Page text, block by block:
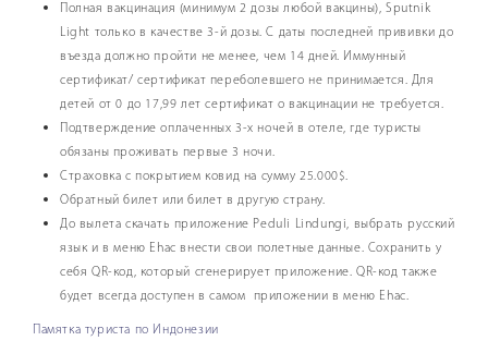
Полная вакцинация (минимум 2 дозы любой вакцины), Sputnik
Light только в качестве 3-й дозы. С даты последней прививки до
въезда должно пройти не менее, чем 14 дней. Иммунный
сертификат/ сертификат переболевшего не принимается. Для
детей от 0 до 17,99 лет сертификат о вакцинации не требуется.
Подтверждение оплаченных 3-х ночей в отеле, где туристы
обязаны проживать первые 3 ночи.
Страховка с покрытием ковид на сумму 25.000$.
Обратный билет или билет в другую страну.
До вылета cкачать приложение Peduli Lindungi, выбрать русский
язык и в меню Ehac внести свои полетные данные. Сохранить у
себя QR-код, который сгенерирует приложение. QR-код также
будет всегда доступен в самом приложении в меню Ehac.
Памятка туриста по Индонезии